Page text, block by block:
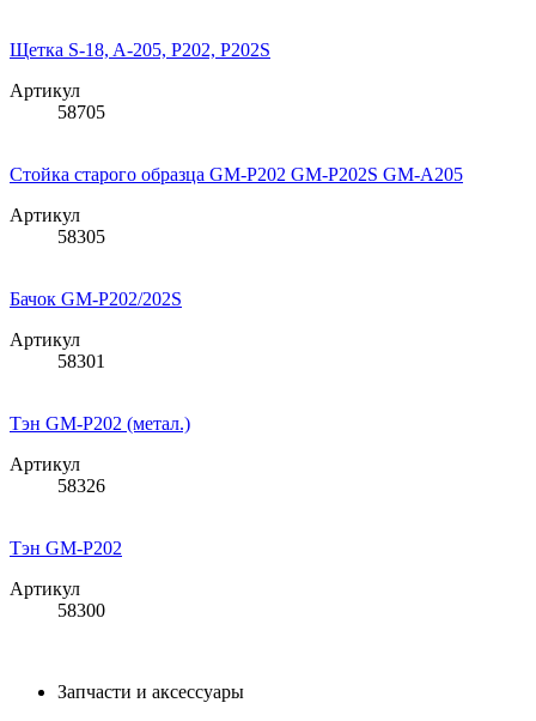
Щетка S-18, A-205, P202, P202S
Артикул
58705
Стойка старого образца GM-P202 GM-P202S GM-A205
Артикул
58305
Бачок GM-P202/202S
Артикул
58301
Тэн GM-P202 (метал.)
Артикул
58326
Тэн GM-P202
Артикул
58300
Запчасти и аксессуары